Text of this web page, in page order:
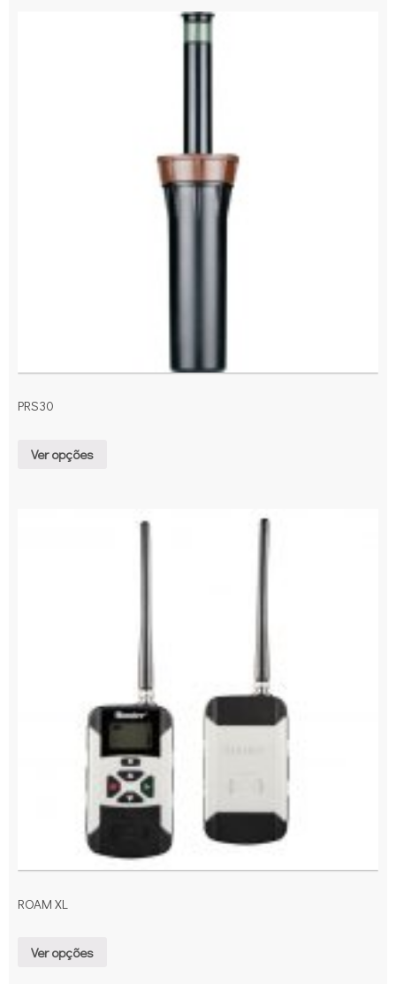
PRS30
Ver opções
ROAM XL
Ver opções